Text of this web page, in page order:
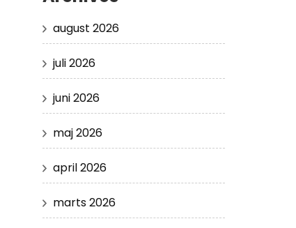
august 2026
juli 2026
juni 2026
maj 2026
april 2026
marts 2026